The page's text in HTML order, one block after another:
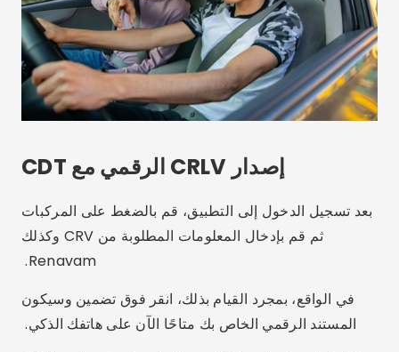
ثم قم بإدخال المعلومات المطلوبة من CRV وكذلك
Renavam.
في الواقع، بمجرد القيام بذلك، انقر فوق تضمين وسيكون
المستند الرقمي الخاص بك متاحًا الآن على هاتفك الذكي.
الخاص بك.
باختصار، تجدر الإشارة إلى أنه إذا كنت تستخدم تطبيق CDT،
فستحتاج إلى اتصال بالإنترنت للوصول إليه، وهو أمر ليس
ممكنًا دائمًا.
الحصول على CRLV من خلال موقع